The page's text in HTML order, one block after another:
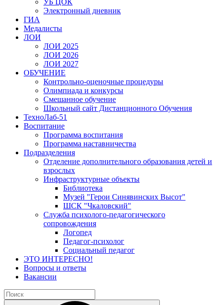
УБ ЦОК
Электронный дневник
ГИА
Медалисты
ЛОИ
ЛОИ 2025
ЛОИ 2026
ЛОИ 2027
ОБУЧЕНИЕ
Контрольно-оценочные процедуры
Олимпиада и конкурсы
Смешанное обучение
Школьный сайт Дистанционного Обучения
ТехноЛаб-51
Воспитание
Программа воспитания
Программа наставничества
Подразделения
Отделение дополнительного образования детей и
взрослых
Инфраструктурные объекты
Библиотека
Музей "Герои Синявинских Высот"
ШСК "Чкаловский"
Служба психолого-педагогического
сопровождения
Логопед
Педагог-психолог
Социальный педагог
ЭТО ИНТЕРЕСНО!
Вопросы и ответы
Вакансии